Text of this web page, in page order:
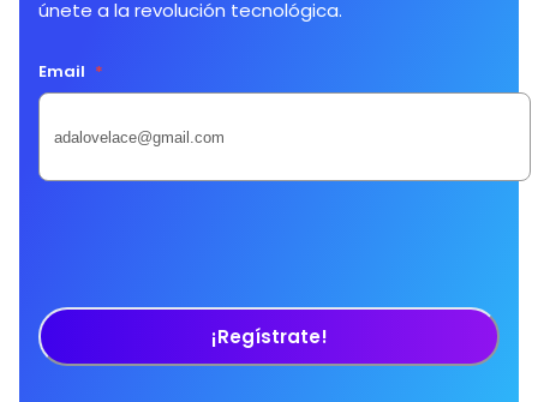
únete a la revolución tecnológica.
Email *
¡Regístrate!